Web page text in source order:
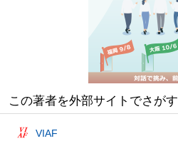
この著者を外部サイトでさがす
VIAF